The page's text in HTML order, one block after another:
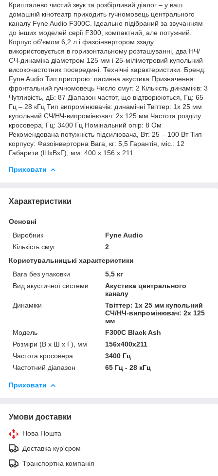
Кришталево чистий звук та розбірливий діалог – у ваш
домашній кінотеатр приходить гучномовець центрального
каналу Fyne Audio F300C. Ідеально підібраний за звучанням
до інших моделей серії F300, компактний, але потужний.
Корпус об'ємом 6,2 л і фазоінвертором ззаду
використовується в горизонтальному розташуванні, два НЧ/
СЧ-динаміка діаметром 125 мм і 25-міліметровий купольний
високочастотник посередині. Технічні характеристики: Бренд:
Fyne Audio Тип пристрою: пасивна акустика Призначення:
фронтальний гучномовець Число смуг: 2 Кількість динаміків: 3
Чутливість, дБ: 87 Діапазон частот, що відтворюються, Гц: 65
Гц – 28 кГц Тип випромінювачів: динамічні Твіттер: 1x 25 мм
купольний СЧ/НЧ-випромінювач: 2x 125 мм Частота розділу
кросовера, Гц: 3400 Гц Номінальний опір: 8 Ом
Рекомендована потужність підсилювача, Вт: 25 – 100 Вт Тип
корпусу: Фазоінверторна Вага, кг: 5,5 Гарантія, міс.: 12
Габарити (ШxВxГ), мм: 400 x 156 x 211
Приховати
Характеристики
Основні
Виробник
Fyne Audio
Кількість смуг
2
Користувальницькі характеристики
Вага без упаковки
5,5 кг
Вид акустичної системи
Акустика центрального
каналу
Динаміки
Твіттер: 1x 25 мм купольний
СЧ/НЧ-випромінювач: 2x 125
мм
Мoдель
F300C Black Ash
Розміри (В x Ш x Г), мм
156x400x211
Частота кросовера
3400 Гц
Частотний діапазон
65 Гц - 28 кГц
Приховати
Умови доставки
Нова Пошта
Доставка кур'єром
Транспортна компанія